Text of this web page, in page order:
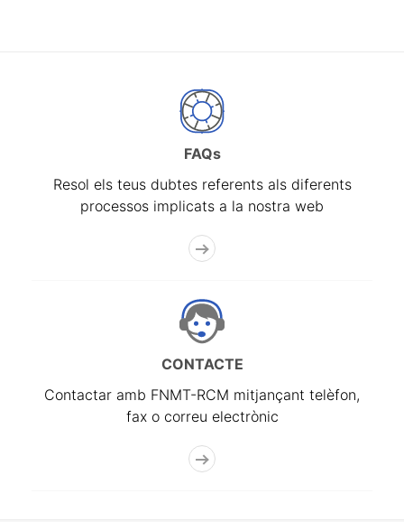
FAQs
Resol els teus dubtes referents als diferents
processos implicats a la nostra web
CONTACTE
Contactar amb FNMT-RCM mitjançant telèfon,
fax o correu electrònic